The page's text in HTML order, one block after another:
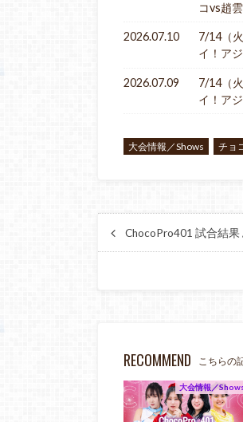
コvs趙
2026.07.10
7/14（
イ！ア
2026.07.09
7/14（
イ！ア
大会情報／Shows チョ
ChocoPro401 試合結果
RECOMMEND こちらの
大会情報／